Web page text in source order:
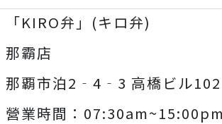
「KIRO弁」(キロ弁)
那霸店
那覇市泊2‐4‐3 高橋ビル102
營業時間：